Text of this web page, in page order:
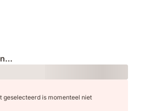
geselecteerd is momenteel niet